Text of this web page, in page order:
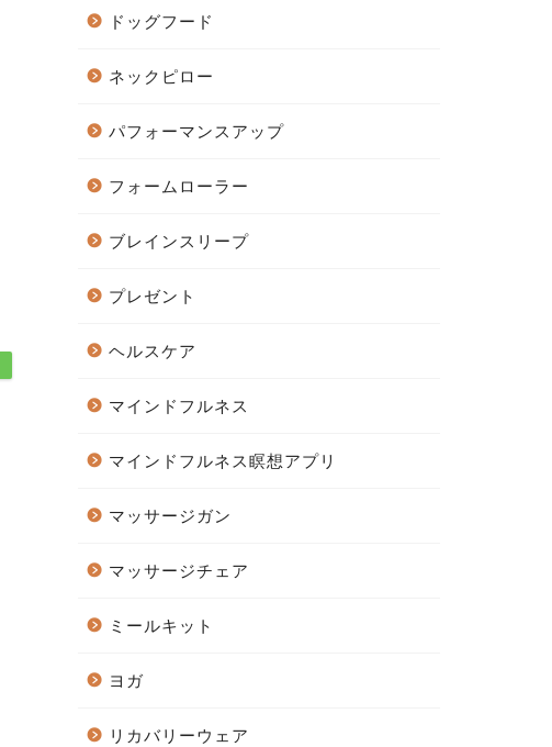
ドッグフード
ネックピロー
パフォーマンスアップ
フォームローラー
ブレインスリープ
プレゼント
ヘルスケア
マインドフルネス
マインドフルネス瞑想アプリ
マッサージガン
マッサージチェア
ミールキット
ヨガ
リカバリーウェア